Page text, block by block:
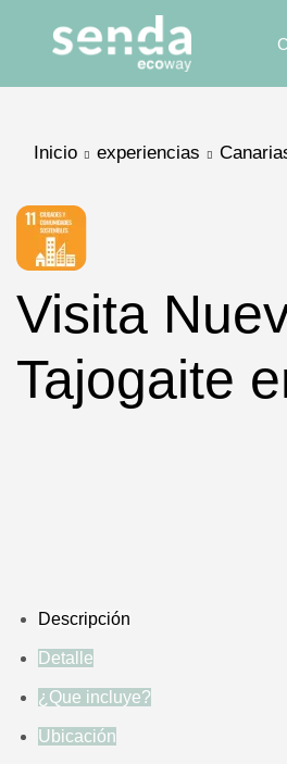
Inicio experiencias
Visita
Tajogaite
Descripción
Detalle
¿Que incluye?
Ubicación